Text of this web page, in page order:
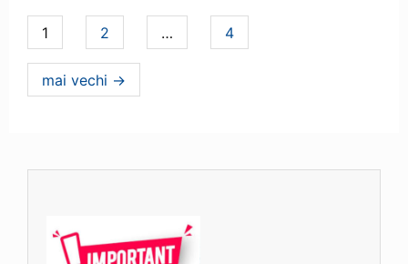
Navigare
articole
pagina
1 pagina
2 … pagina
4
mai vechi →